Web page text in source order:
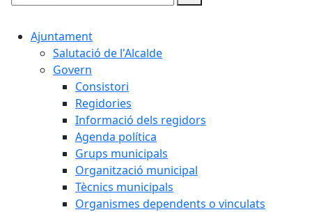
Cercar:
Ajuntament
Salutació de l'Alcalde
Govern
Consistori
Regidories
Informació dels regidors
Agenda política
Grups municipals
Organització municipal
Tècnics municipals
Organismes dependents o vinculats